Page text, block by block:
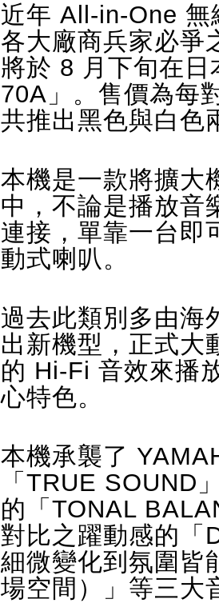
近年 All-in-One 無
各大廠商兵家必爭
將於 8 月下旬在
70A」。售價為每
共推出黑色與白色
本機是一款將擴大
中，不論是播放音
連接，單靠一台即
動式喇叭。
過去此類別多由海
出新機型，正式大
的 Hi-Fi 音效來播
心特色。
本機承襲了
「TRUE SOUND
的「TONAL
對比之躍動感的「
細微變化到氛圍皆
場空間）」等三大